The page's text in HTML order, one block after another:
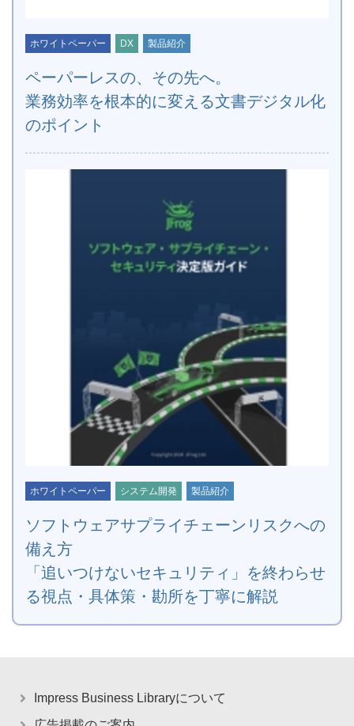
ホワイトペーパー DX 製品紹介
ペーパーレスの、その先へ。
業務効率を根本的に変える文書デジタル化
のポイント
ホワイトペーパー システム開発 製品紹介
ソフトウェアサプライチェーンリスクへの
備え方
「追いつけないセキュリティ」を終わらせ
る視点・具体策・勘所を丁寧に解説
Impress Business Libraryについて